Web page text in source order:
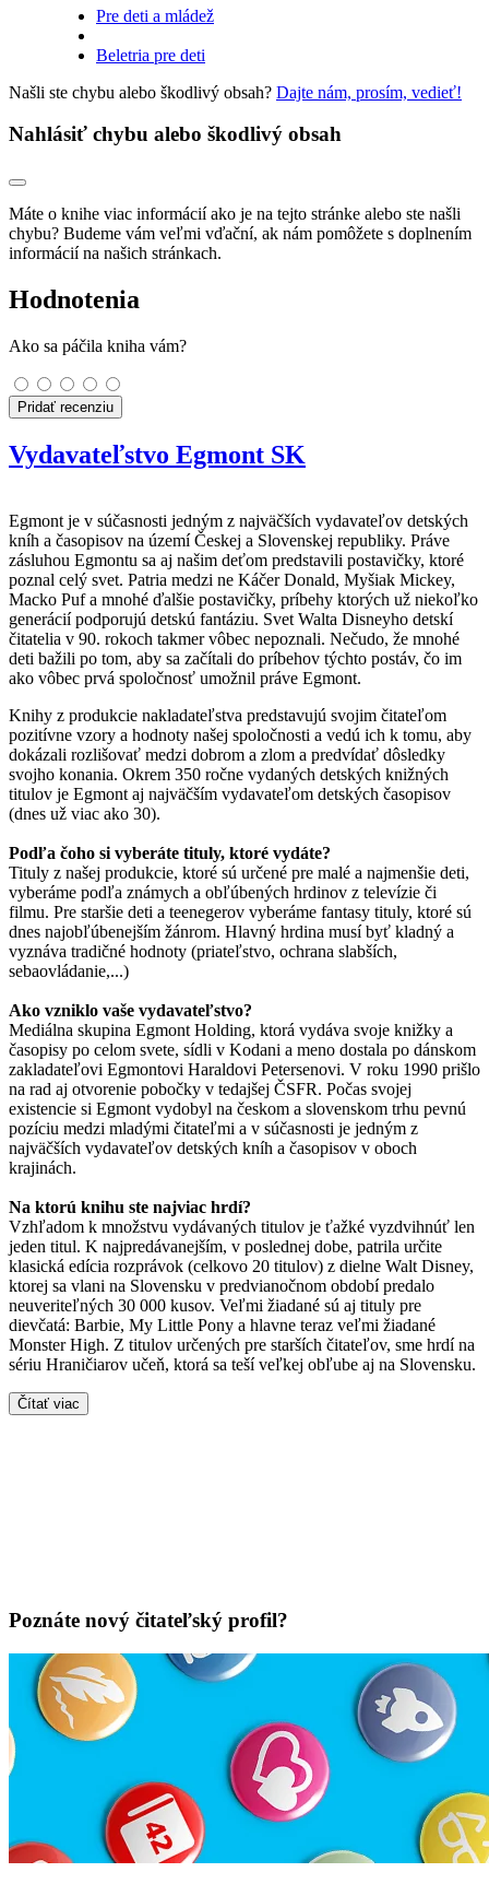
Pre deti a mládež
Beletria pre deti
Našli ste chybu alebo škodlivý obsah? Dajte nám, prosím, vedieť!
Nahlásiť chybu alebo škodlivý obsah
Máte o knihe viac informácií ako je na tejto stránke alebo ste našli
chybu? Budeme vám veľmi vďační, ak nám pomôžete s doplnením
informácií na našich stránkach.
Hodnotenia
Ako sa páčila kniha vám?
Pridať recenziu
Vydavateľstvo Egmont SK
Egmont je v súčasnosti jedným z najväčších vydavateľov detských
kníh a časopisov na území Českej a Slovenskej republiky. Práve
zásluhou Egmontu sa aj našim deťom predstavili postavičky, ktoré
poznal celý svet. Patria medzi ne Káčer Donald, Myšiak Mickey,
Macko Puf a mnohé ďalšie postavičky, príbehy ktorých už niekoľko
generácií podporujú detskú fantáziu. Svet Walta Disneyho detskí
čitatelia v 90. rokoch takmer vôbec nepoznali. Nečudo, že mnohé
deti bažili po tom, aby sa začítali do príbehov týchto postáv, čo im
ako vôbec prvá spoločnosť umožnil práve Egmont.
Knihy z produkcie nakladateľstva predstavujú svojim čitateľom
pozitívne vzory a hodnoty našej spoločnosti a vedú ich k tomu, aby
dokázali rozlišovať medzi dobrom a zlom a predvídať dôsledky
svojho konania. Okrem 350 ročne vydaných detských knižných
titulov je Egmont aj najväčším vydavateľom detských časopisov
(dnes už viac ako 30).
Podľa čoho si vyberáte tituly, ktoré vydáte?
Tituly z našej produkcie, ktoré sú určené pre malé a najmenšie deti,
vyberáme podľa známych a obľúbených hrdinov z televízie či
filmu. Pre staršie deti a teenegerov vyberáme fantasy tituly, ktoré sú
dnes najobľúbenejším žánrom. Hlavný hrdina musí byť kladný a
vyznáva tradičné hodnoty (priateľstvo, ochrana slabších,
sebaovládanie,...)
Ako vzniklo vaše vydavateľstvo?
Mediálna skupina Egmont Holding, ktorá vydáva svoje knižky a
časopisy po celom svete, sídli v Kodani a meno dostala po dánskom
zakladateľovi Egmontovi Haraldovi Petersenovi. V roku 1990 prišlo
na rad aj otvorenie pobočky v tedajšej ČSFR. Počas svojej
existencie si Egmont vydobyl na českom a slovenskom trhu pevnú
pozíciu medzi mladými čitateľmi a v súčasnosti je jedným z
najväčších vydavateľov detských kníh a časopisov v oboch
krajinách.
Na ktorú knihu ste najviac hrdí?
Vzhľadom k množstvu vydávaných titulov je ťažké vyzdvihnúť len
jeden titul. K najpredávanejším, v poslednej dobe, patrila určite
klasická edícia rozprávok (celkovo 20 titulov) z dielne Walt Disney,
ktorej sa vlani na Slovensku v predvianočnom období predalo
neuveriteľných 30 000 kusov. Veľmi žiadané sú aj tituly pre
dievčatá: Barbie, My Little Pony a hlavne teraz veľmi žiadané
Monster High. Z titulov určených pre starších čitateľov, sme hrdí na
sériu Hraničiarov učeň, ktorá sa teší veľkej obľube aj na Slovensku.
Čítať viac
Poznáte nový čitateľský profil?